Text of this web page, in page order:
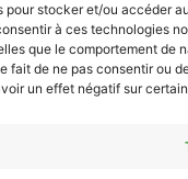
pour stocker et/ou accéder
à ces technologies
que le comportement de
fait de ne pas consentir ou
un effet négatif sur
: matin, soir ou